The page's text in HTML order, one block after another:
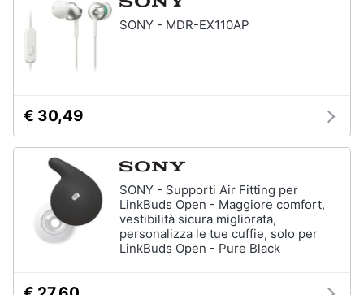
SONY - MDR-EX110AP
€ 30,49
SONY - Supporti Air Fitting per
LinkBuds Open - Maggiore comfort,
vestibilità sicura migliorata,
personalizza le tue cuffie, solo per
LinkBuds Open - Pure Black